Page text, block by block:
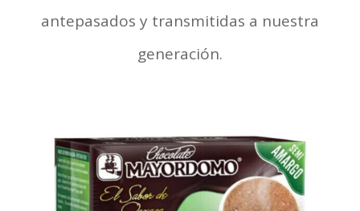
antepasados y transmitidas a nuestra
generación.